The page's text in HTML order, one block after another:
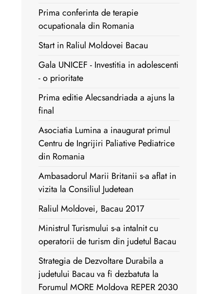
Prima conferinta de terapie
ocupationala din Romania
Start in Raliul Moldovei Bacau
Gala UNICEF - Investitia in adolescenti
- o prioritate
Prima editie Alecsandriada a ajuns la
final
Asociatia Lumina a inaugurat primul
Centru de Ingrijiri Paliative Pediatrice
din Romania
Ambasadorul Marii Britanii s-a aflat in
vizita la Consiliul Judetean
Raliul Moldovei, Bacau 2017
Ministrul Turismului s-a intalnit cu
operatorii de turism din judetul Bacau
Strategia de Dezvoltare Durabila a
judetului Bacau va fi dezbatuta la
Forumul MORE Moldova REPER 2030